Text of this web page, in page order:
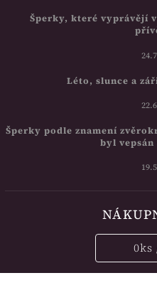
Šperky, které vyprávějí
Léto, slunce a
Šperky podle znamení
byl vepsán
0ks